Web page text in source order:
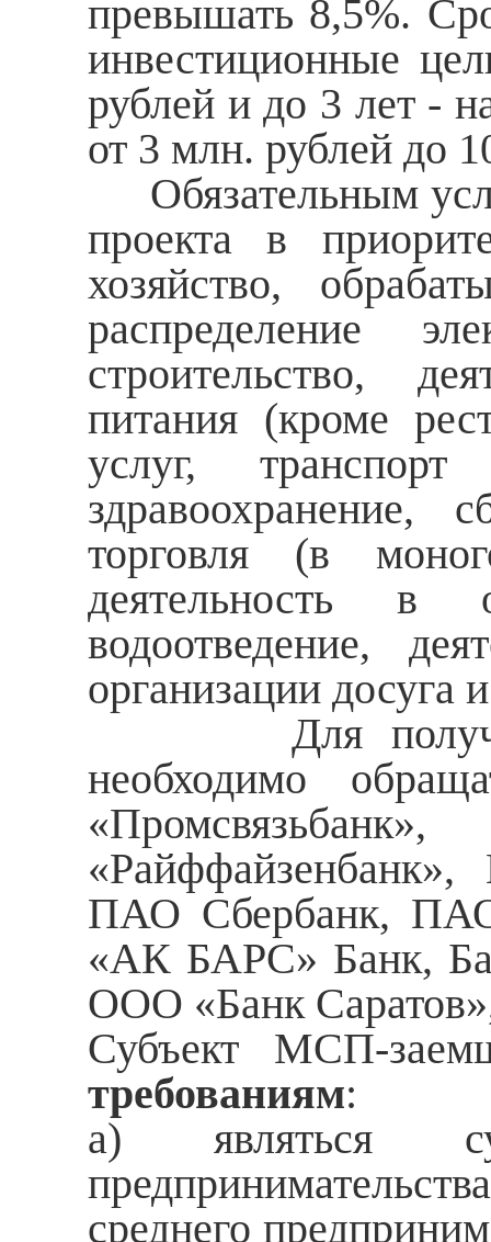
превышать 8,5%.
инвестиционные
рублей и до 3 лет -
от 3 млн. рублей до
Обязательным
проекта в
хозяйство,
распределение
строительство,
питания (кроме
услуг,
здравоохранение,
торговля (в
деятельность в
водоотведение,
организации досуга
Для получения
необходимо
ПАО Сбербанк,
«АК БАРС» Банк,
ООО «Банк
Субъект МСП-
требованиям:
а) являться
среднего